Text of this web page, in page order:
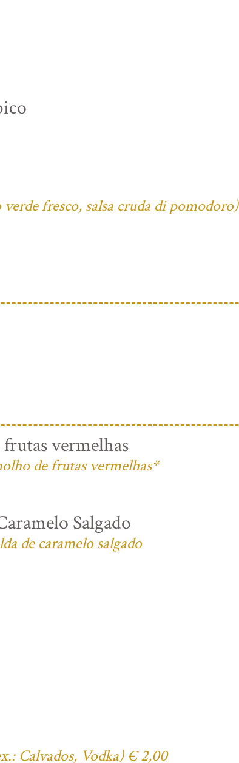
fresco, salsa cruda di pomodoro)
vermelhas
de frutas vermelhas*
Salgado
de caramelo salgado
Calvados, Vodka) € 2,00